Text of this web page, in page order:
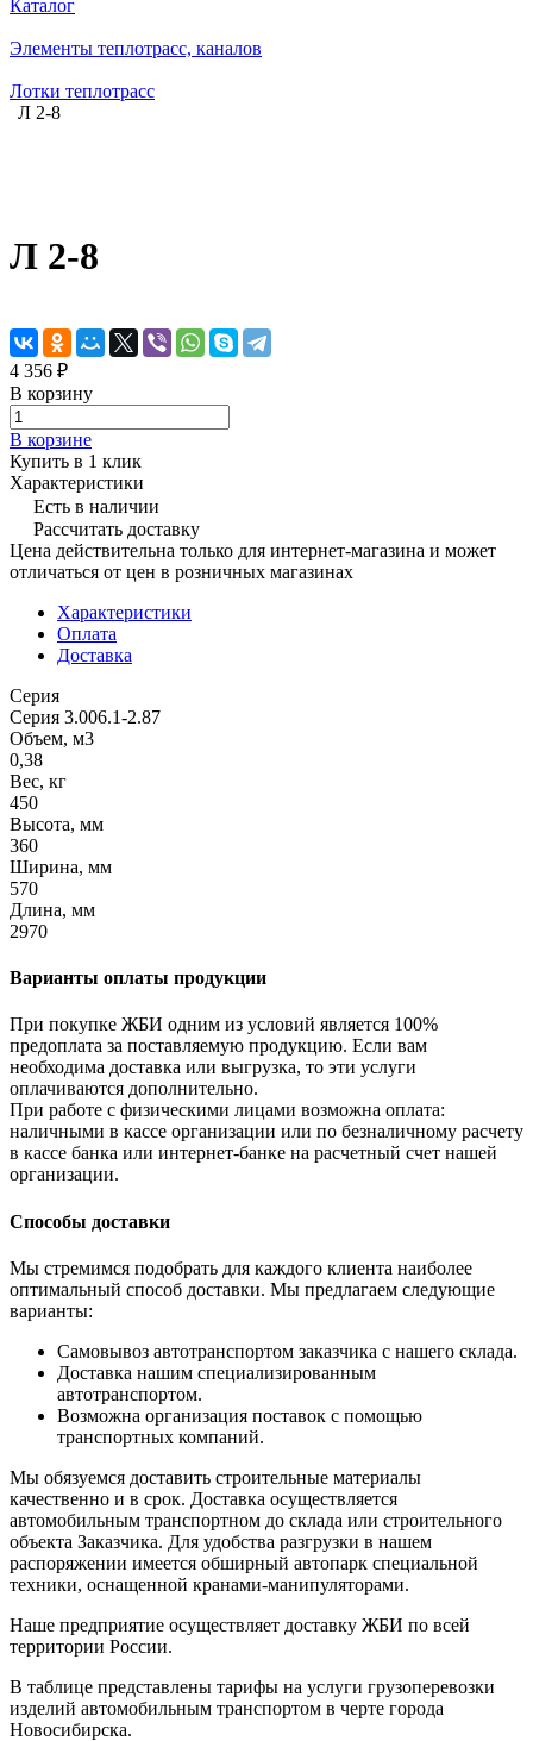
Каталог
Элементы теплотрасс, каналов
Лотки теплотрасс
Л 2-8
Л 2-8
4 356 ₽
В корзину
В корзине
Купить в 1 клик
Характеристики
Есть в наличии
Рассчитать доставку
Цена действительна только для интернет-магазина и может
отличаться от цен в розничных магазинах
Характеристики
Оплата
Доставка
Серия
Серия 3.006.1-2.87
Объем, м3
0,38
Вес, кг
450
Высота, мм
360
Ширина, мм
570
Длина, мм
2970
Варианты оплаты продукции
При покупке ЖБИ одним из условий является 100%
предоплата за поставляемую продукцию. Если вам
необходима доставка или выгрузка, то эти услуги
оплачиваются дополнительно.
При работе с физическими лицами возможна оплата:
наличными в кассе организации или по безналичному расчету
в кассе банка или интернет-банке на расчетный счет нашей
организации.
Способы доставки
Мы стремимся подобрать для каждого клиента наиболее
оптимальный способ доставки. Мы предлагаем следующие
варианты:
Самовывоз автотранспортом заказчика с нашего склада.
Доставка нашим специализированным
автотранспортом.
Возможна организация поставок с помощью
транспортных компаний.
Мы обязуемся доставить строительные материалы
качественно и в срок. Доставка осуществляется
автомобильным транспортном до склада или строительного
объекта Заказчика. Для удобства разгрузки в нашем
распоряжении имеется обширный автопарк специальной
техники, оснащенной кранами-манипуляторами.
Наше предприятие осуществляет доставку ЖБИ по всей
территории России.
В таблице представлены тарифы на услуги грузоперевозки
изделий автомобильным транспортом в черте города
Новосибирска.